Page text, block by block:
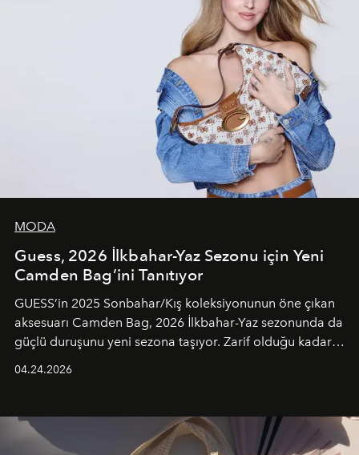
MODA
Guess, 2026 İlkbahar-Yaz Sezonu için Yeni
Camden Bag’ini Tanıtıyor
GUESS’in 2025 Sonbahar/Kış koleksiyonunun öne çıkan
aksesuarı Camden Bag, 2026 İlkbahar-Yaz sezonunda da
güçlü duruşunu yeni sezona taşıyor. Zarif olduğu kadar
04.24.2026